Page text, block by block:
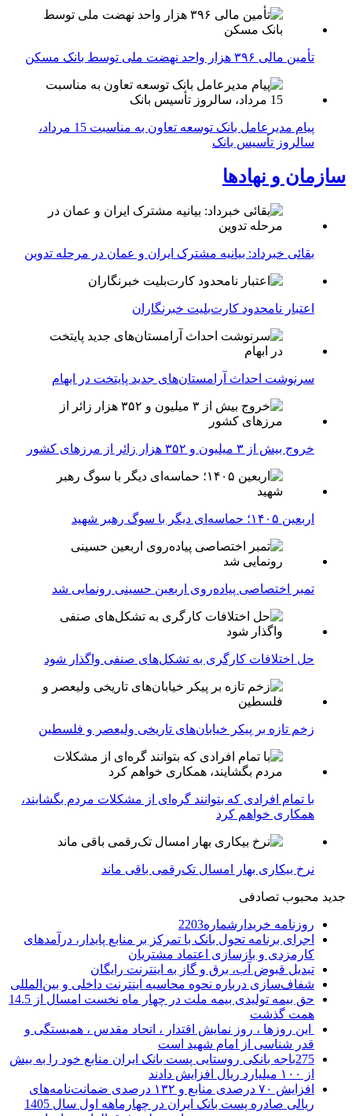
تأمین مالی ۳۹۶ هزار واحد نهضت ملی توسط بانک مسکن
پیام مدیرعامل بانک توسعه تعاون به مناسبت 15 مرداد،
سالروز تأسیس بانک
سازمان و نهادها
بقائی خبرداد: بیانیه مشترک ایران و عمان در مرحله تدوین
اعتبار نامحدود کارت‌بلیت خبرنگاران
سرنوشت احداث آرامستان‌های جدید پایتخت در ابهام
خروج بیش از ۳ میلیون و ۳۵۲ هزار زائر از مرزهای کشور
اربعین ۱۴۰۵؛ حماسه‌ای دیگر با سوگ رهبر شهید
تمبر اختصاصی پیاده‌روی اربعین حسینی رونمایی شد
حل اختلافات کارگری به تشکل‌های صنفی واگذار شود
زخم تازه بر پیکر خیابان‌های تاریخی ولیعصر و فلسطین
با تمام افرادی که بتوانند گره‌ای از مشکلات مردم بگشایند،
همکاری خواهم کرد
نرخ بیکاری بهار امسال تک‌رقمی باقی ماند
جدید محبوب تصادفی
روزنامه خریدارشماره2203
اجرای برنامه تحول بانک با تمرکز بر منابع پایدار، درآمدهای
کارمزدی و بازسازی اعتماد مشتریان
تبدیل قبوض آب، برق و گاز به اینترنت رایگان
شفاف‌سازی درباره نحوه محاسبه اینترنت داخلی و بین‌المللی
حق بیمه تولیدی بیمه ملت در چهار ماه نخست امسال از 14.5
همت گذشت
این روزها ، روز نمایش اقتدار ، اتحاد مقدس ، همبستگی و
قدر شناسی از امام شهید است
275باجه بانکی روستایی پست بانک ایران منابع خود را به بیش
از ۱۰۰ میلیارد ریال افزایش دادند
افزایش ۷۰ درصدی منابع و ۱۳۲ درصدی ضمانت‌نامه‌های
ریالی صادره پست بانک ایران در چهارماهه اول سال 1405